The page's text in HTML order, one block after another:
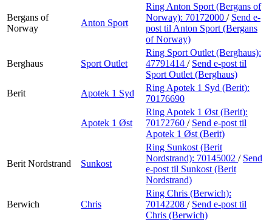
Bergans of
Norway
Anton Sport
Ring Anton Sport (Bergans of
Norway): 70172000 / Send e-
post til Anton Sport (Bergans
of Norway)
Berghaus Sport Outlet
Ring Sport Outlet (Berghaus):
47791414 / Send e-post til
Sport Outlet (Berghaus)
Berit
Apotek 1 Syd
Ring Apotek 1 Syd (Berit):
70176690
Apotek 1 Øst
Ring Apotek 1 Øst (Berit):
70172760 / Send e-post til
Apotek 1 Øst (Berit)
Berit Nordstrand Sunkost
Ring Sunkost (Berit
Nordstrand): 70145002 / Send
e-post til Sunkost (Berit
Nordstrand)
Berwich Chris
Ring Chris (Berwich):
70142208 / Send e-post til
Chris (Berwich)